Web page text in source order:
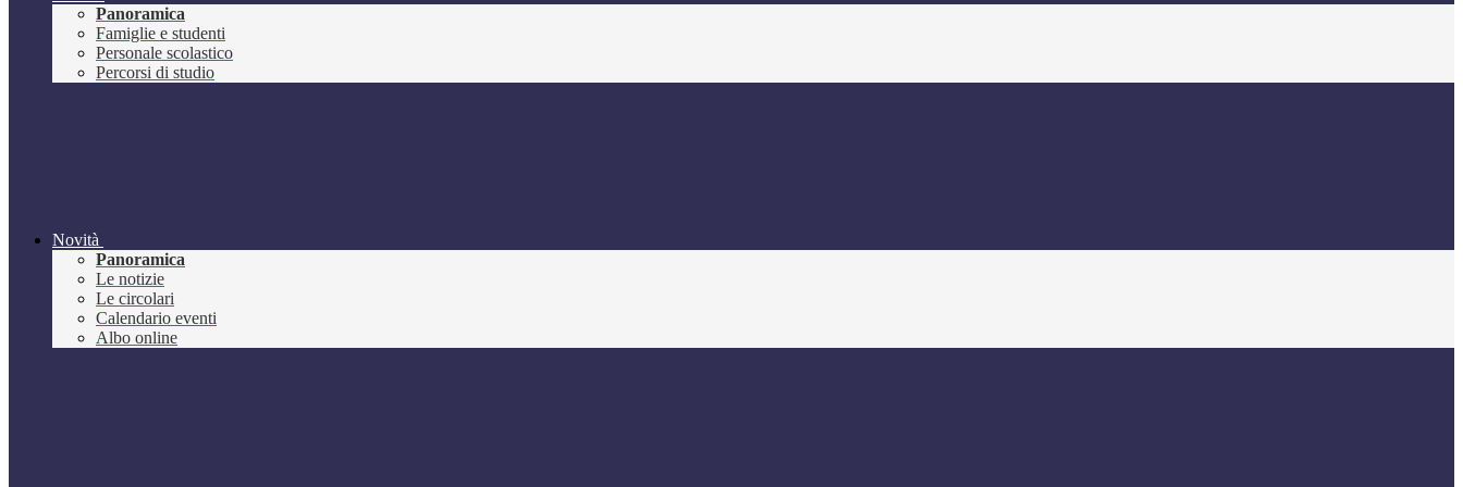
Panoramica
Famiglie e studenti
Personale scolastico
Percorsi di studio
Novità
Panoramica
Le notizie
Le circolari
Calendario eventi
Albo online